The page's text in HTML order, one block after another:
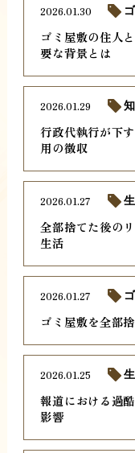
ゴミ屋敷の住人
要な背景とは
2026.01.30
行政代執行が下
用の徴収
2026.01.29
全部捨てた後の
生活
2026.01.27
ゴミ屋敷を全部
2026.01.27
報道における過
影響
2026.01.25